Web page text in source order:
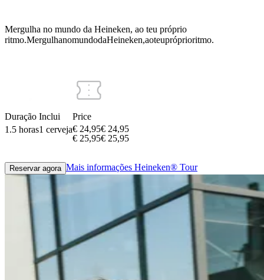
Mergulha no mundo da Heineken, ao teu próprio
ritmo.MergulhanomundodaHeineken,aoteupróprioritmo.
Duração
1.5 horas
Inclui
1 cerveja
Price
€ 24,95€ 24,95
€ 25,95€ 25,95
Reservar agora Mais informações Heineken® Tour